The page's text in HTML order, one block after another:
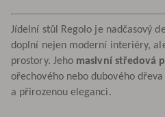
Jídelní stůl Regolo je nadčasový
doplní nejen moderní interiéry,
prostory. Jeho masivní středová
ořechového nebo dubového
a přirozenou eleganci.